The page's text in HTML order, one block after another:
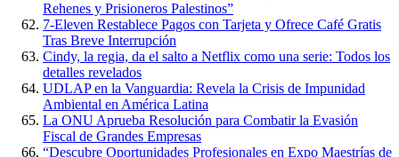
Rehenes y Prisioneros Palestinos”
7-Eleven Restablece Pagos con Tarjeta y Ofrece Café Gratis
Tras Breve Interrupción
Cindy, la regia, da el salto a Netflix como una serie: Todos los
detalles revelados
UDLAP en la Vanguardia: Revela la Crisis de Impunidad
Ambiental en América Latina
La ONU Aprueba Resolución para Combatir la Evasión
Fiscal de Grandes Empresas
“Descubre Oportunidades Profesionales en Expo Maestrías de